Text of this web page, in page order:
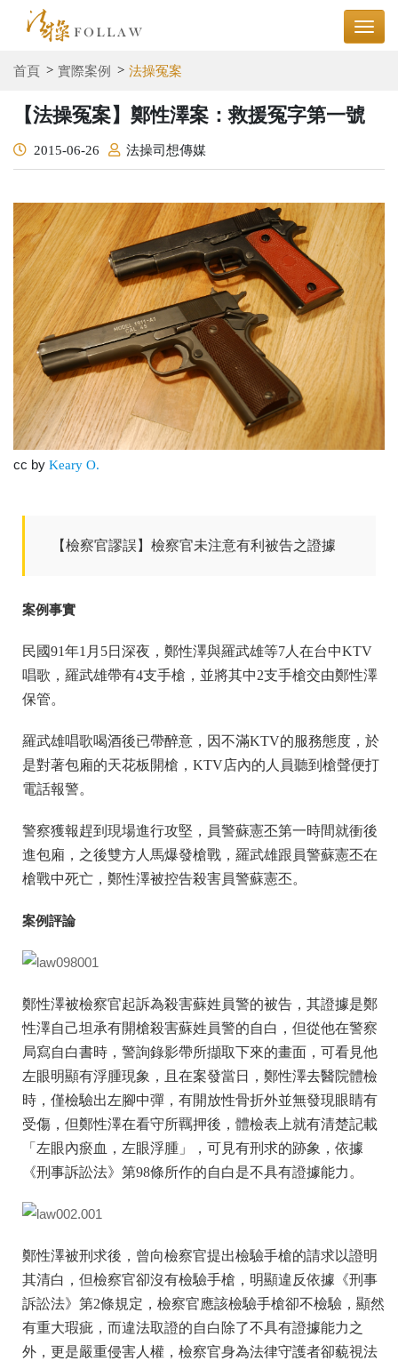
首頁 實際案例 法操冤案
【法操冤案】鄭性澤案：救援冤字第一號
2015-06-26 法操司想傳媒
cc by Keary O.
【檢察官謬誤】檢察官未注意有利被告之證據
案例事實
民國91年1月5日深夜，鄭性澤與羅武雄等7人在台中KTV
唱歌，羅武雄帶有4支手槍，並將其中2支手槍交由鄭性澤
保管。
羅武雄唱歌喝酒後已帶醉意，因不滿KTV的服務態度，於
是對著包廂的天花板開槍，KTV店內的人員聽到槍聲便打
電話報警。
警察獲報趕到現場進行攻堅，員警蘇憲丕第一時間就衝後
進包廂，之後雙方人馬爆發槍戰，羅武雄跟員警蘇憲丕在
槍戰中死亡，鄭性澤被控告殺害員警蘇憲丕。
案例評論
鄭性澤被檢察官起訴為殺害蘇姓員警的被告，其證據是鄭
性澤自己坦承有開槍殺害蘇姓員警的自白，但從他在警察
局寫自白書時，警詢錄影帶所擷取下來的畫面，可看見他
左眼明顯有浮腫現象，且在案發當日，鄭性澤去醫院體檢
時，僅檢驗出左腳中彈，有開放性骨折外並無發現眼睛有
受傷，但鄭性澤在看守所羈押後，體檢表上就有清楚記載
「左眼內瘀血，左眼浮腫」，可見有刑求的跡象，依據
《刑事訴訟法》第98條所作的自白是不具有證據能力。
鄭性澤被刑求後，曾向檢察官提出檢驗手槍的請求以證明
其清白，但檢察官卻沒有檢驗手槍，明顯違反依據《刑事
訴訟法》第2條規定，檢察官應該檢驗手槍卻不檢驗，顯然
有重大瑕疵，而違法取證的自白除了不具有證據能力之
外，更是嚴重侵害人權，檢察官身為法律守護者卻藐視法